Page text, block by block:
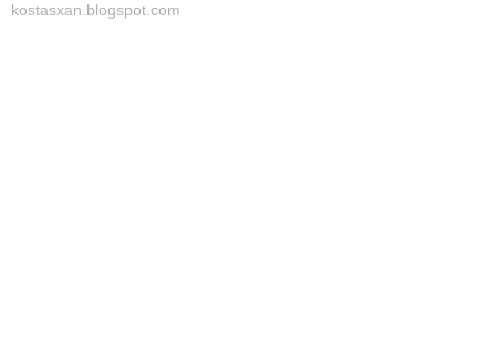
kostasxan.blogspot.com